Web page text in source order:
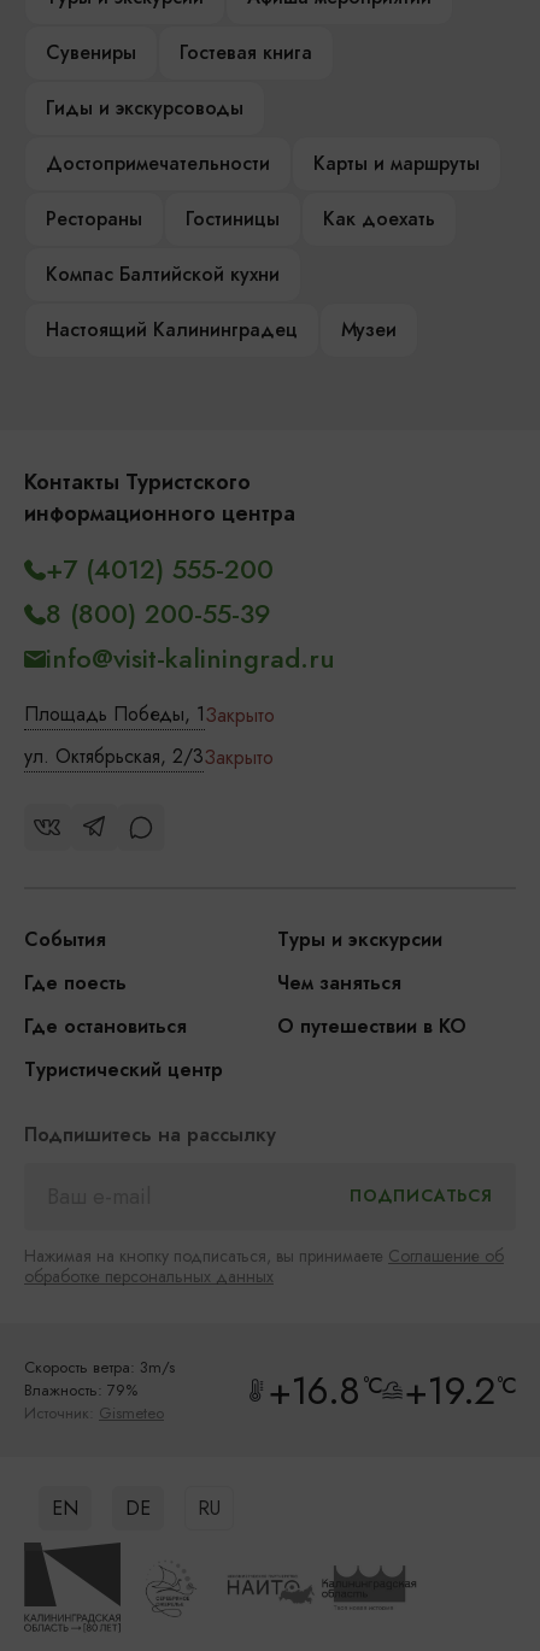
Сувениры
Гостевая книга
Гиды и экскурсоводы
Достопримечательности
Карты и маршруты
Рестораны
Гостиницы
Как доехать
Компас Балтийской кухни
Настоящий Калининградец
Музеи
Контакты Туристского
информационного центра
Площадь Победы, 1Закрыто
ул. Октябрьская, 2/3Закрыто
+7 (4012) 555-200
8 (800) 200-55-39
info@visit-kaliningrad.ru
События
Туры и экскурсии
Где поесть
Чем заняться
Где остановиться
О путешествии в КО
Туристический центр
Подпишитесь на рассылку
Нажимая на кнопку подписаться, вы принимаете Соглашение об
обработке персональных данных
Скорость ветра: 3m/s
Влажность: 79%
Источник: Gismeteo +16.8°C +19.2°C
EN DE RU